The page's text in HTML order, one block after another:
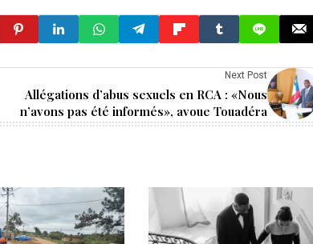
Next Post
Allégations d’abus sexuels en RCA : «Nous
n’avons pas été informés», avoue Touadéra